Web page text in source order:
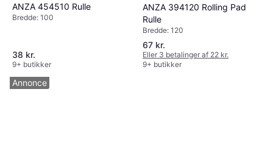
ANZA 454510 Rulle
Bredde: 100
38 kr.
9+ butikker
ANZA 394120 Rolling Pad
Rulle
Bredde: 120
67 kr.
Eller 3 betalinger af 22 kr.
9+ butikker
Annonce